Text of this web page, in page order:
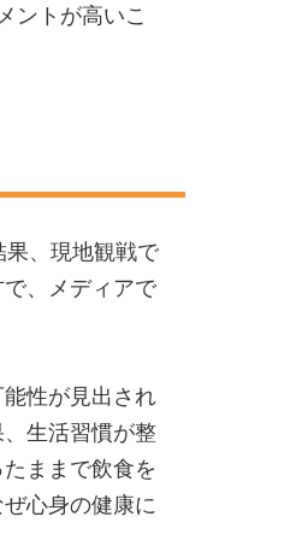
ントが高いこ
、現地観戦で
、メディアで
性が見出され
生活習慣が整
ままで飲食を
心身の健康に